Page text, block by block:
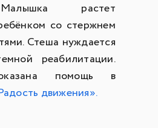
растет
со стержнем
Стеша нуждается
реабилитации.
помощь в
движения».